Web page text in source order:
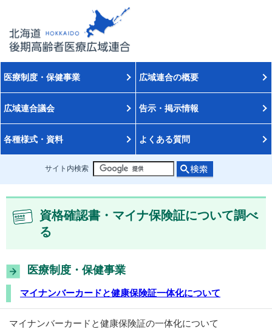
医療制度・保健事業 広域連合の概要
広域連合議会 告示・掲示情報
各種様式・資料 よくある質問
サイト内検索
資格確認書・マイナ保険証について調べ
る
医療制度・保健事業
マイナンバーカードと健康保険証一体化について
マイナンバーカードと健康保険証の一体化について